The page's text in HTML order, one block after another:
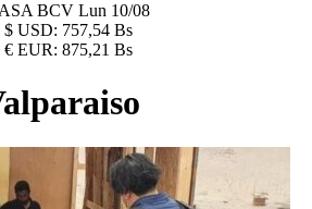
BCV Lun 10/08
$ USD: 757,54 Bs
€ EUR: 875,21 Bs